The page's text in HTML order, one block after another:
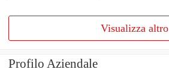
Visualizza altro
Profilo Aziendale